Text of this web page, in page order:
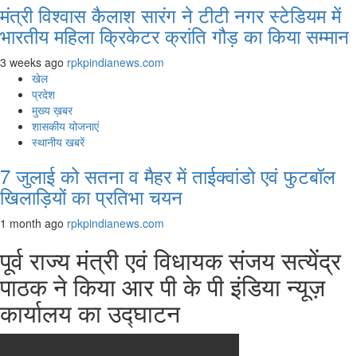
मंत्री विश्वास कैलाश सारंग ने टीटी नगर स्टेडियम में
भारतीय महिला क्रिकेटर क्रांति गौड़ का किया सम्मान
3 weeks ago rpkpindianews.com
खेल
प्रदेश
मुख्य ख़बर
शासकीय योजनाएं
स्थानीय खबरें
7 जुलाई को सतना व मैहर में ताईक्वांडो एवं फुटबॉल
खिलाड़ियों का प्रतिभा चयन
1 month ago rpkpindianews.com
पूर्व राज्य मंत्री एवं विधायक संजय सत्येंद्र
पाठक ने किया आर पी के पी इंडिया न्यूज़
कार्यालय का उद्घाटन